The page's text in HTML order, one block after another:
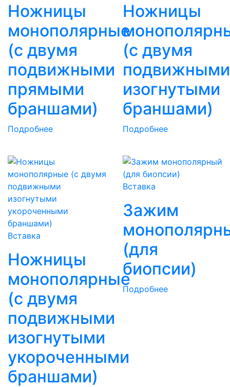
Ножницы
монополярные
(с двумя
подвижными
прямыми
браншами)
Подробнее
Ножницы
(с двумя
подвижными
изогнутыми
браншами)
Подробнее
Вставка
Ножницы
монополярные
(с двумя
подвижными
изогнутыми
укороченными
браншами)
Вставка
Зажим
(для
биопсии)
Подробнее